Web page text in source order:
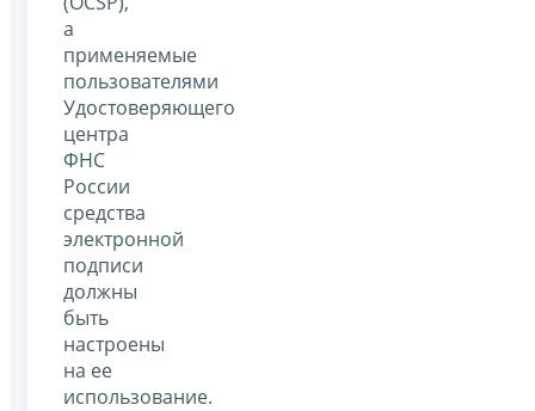
а
применяемые
пользователями
Удостоверяющего
центра
ФНС
России
средства
электронной
подписи
должны
быть
настроены
на ее
использование.